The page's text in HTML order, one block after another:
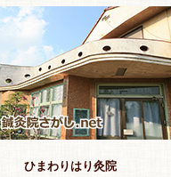
初めての方へ
よくある質問
ホームケア
特 集
お悩み解決！
ひまわりはり灸院